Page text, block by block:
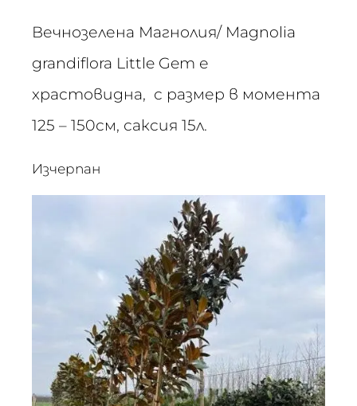
Вечнозелена Магнолия/ Magnolia
grandiflora Little Gem е
храстовидна, с размер в момента
125 – 150см, саксия 15л.
Изчерпан